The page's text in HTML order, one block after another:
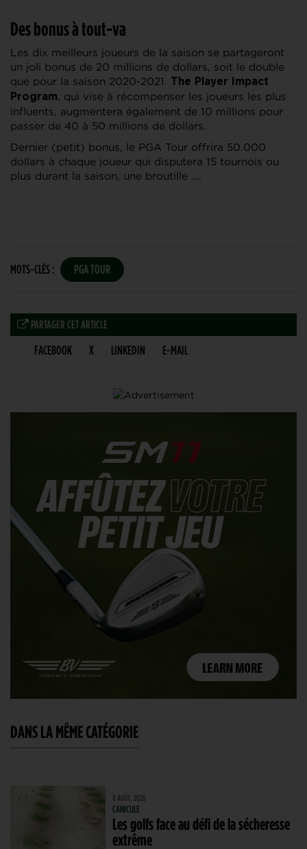
Des bonus à tout-va
Les dix meilleurs joueurs de la saison se partageront
un joli bonus de 20 millions de dollars, soit le double
que pour la saison 2020-2021.
The Player Impact
Program, qui vise à récompenser les joueurs les plus
influents, augmentera également de 10 millions pour
passer de 40 à 50 millions de dollars.
Dernier (petit) bonus, le PGA Tour offrira 50.000
dollars à chaque joueur qui disputera 15 tournois ou
plus durant la saison, une broutille ….
MOTS-CLÉS : PGA TOUR
PARTAGER CET ARTICLE
FACEBOOK X LINKEDIN E-MAIL
DANS LA MÊME CATÉGORIE
8 AOÛT. 2026
CANICULE
Les golfs face au défi de la sécheresse
extrême